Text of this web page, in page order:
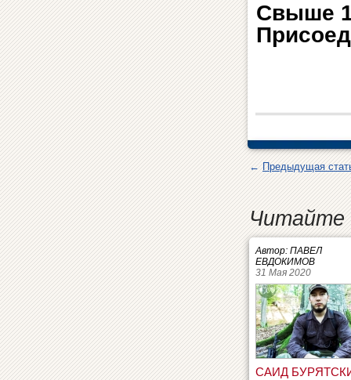
Свыше
←Предыдущая
Читайте
Автор: ПАВЕЛ
ЕВДОКИМОВ
31 Мая 2020
САИД